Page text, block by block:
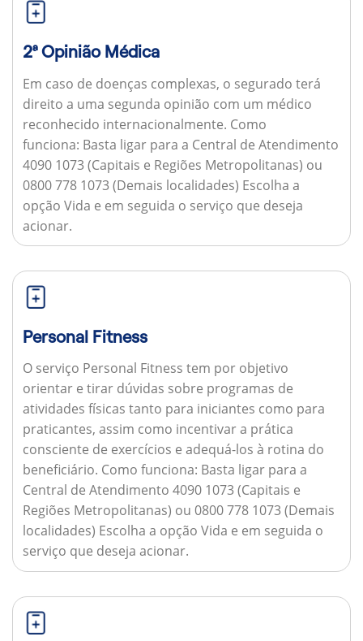
2ª Opinião Médica
Em caso de doenças complexas, o segurado terá
direito a uma segunda opinião com um médico
reconhecido internacionalmente. Como
funciona: Basta ligar para a Central de Atendimento
4090 1073 (Capitais e Regiões Metropolitanas) ou
0800 778 1073 (Demais localidades) Escolha a
opção Vida e em seguida o serviço que deseja
acionar.
Personal Fitness
O serviço Personal Fitness tem por objetivo
orientar e tirar dúvidas sobre programas de
atividades físicas tanto para iniciantes como para
praticantes, assim como incentivar a prática
consciente de exercícios e adequá-los à rotina do
beneficiário. Como funciona: Basta ligar para a
Central de Atendimento 4090 1073 (Capitais e
Regiões Metropolitanas) ou 0800 778 1073 (Demais
localidades) Escolha a opção Vida e em seguida o
serviço que deseja acionar.